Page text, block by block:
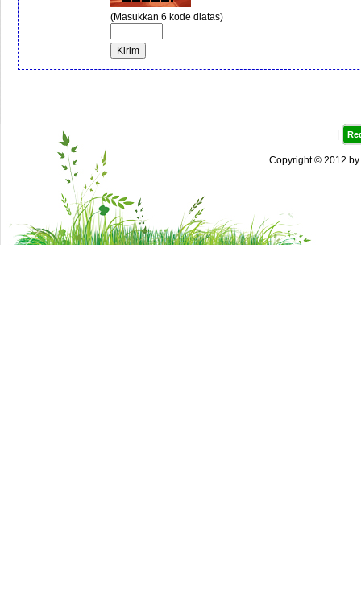
(Masukkan 6 kode diatas)
|
Copyright © 2012 by